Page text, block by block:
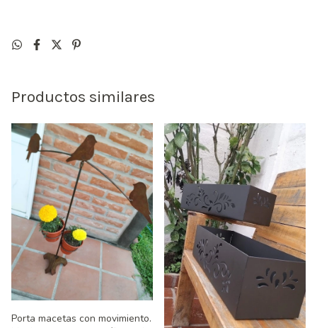
Productos similares
Porta macetas con movimiento.